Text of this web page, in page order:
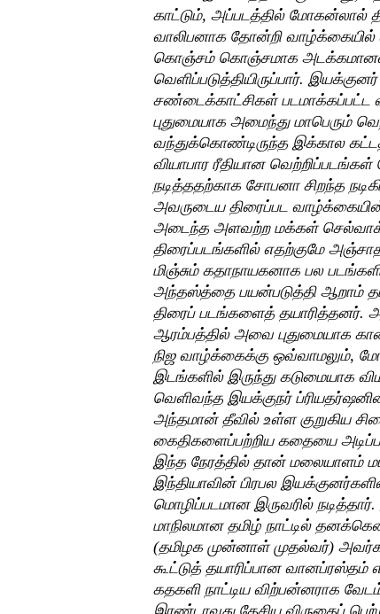
காட்டும், அப்படத்தில் மோகன்லால்
வாலிபனாக தோன்றி
கொஞ்சம் கொஞ்சமாக
வெளிப்படுத்தியிருப்பார்.
சண்டைக்காட்சிகள் படமாக்கப்பட்ட
புதுமையாக அமைந்து மாபெரும்
வந்துக்கொண்டிருந்த இக்கால
வியாபார ரீதியான
நடித்ததற்காக சோபனா சிறந்த
அவருடைய திரைப்பட
அடைந்த அளவற்ற மக்கள்
திரைப்படங்களில் எதற்குமே
மிஞ்சும் கதாநாயகனாக பல
அந்தஸ்த்தை பயன்படுத்தி ஆறாம்
திரைப் படங்களைத் தயாரித்தனர்.
ஆரம்பத்தில் அவை புதுமையாக
நிஜ வாழ்க்கைக்கு ஒவ்வாமலும்,
இடங்களில் இருந்து கடுமையாக
வெளிவந்த இயக்குநர்
அந்தமான் தீவில் உள்ள குறுகிய
கைதிகளைப்பற்றிய கதையை
இந்த நேரத்தில் தான் மலையாளம்
இந்தியாவின் பிரபல
மொழிப்படமான இருவரில்
மாநிலமான தமிழ் நாட்டில்
(தமிழக முன்னாள் முதல்வர்)
கூட்டுத் தயாரிப்பான
கதகளி நாட்டிய விற்பன்னராக